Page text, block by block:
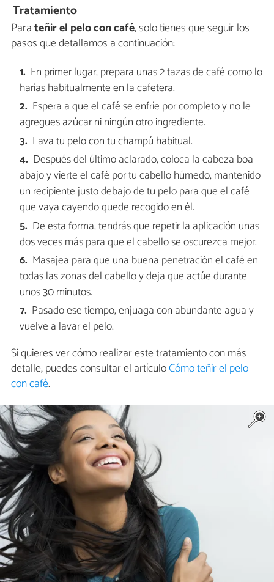
Tratamiento
Parateñir el pelo con café, solo tienes que seguir los
pasos que detallamos a continuación:
En primer lugar, prepara unas 2 tazas de café como lo
harías habitualmente en la cafetera.
Espera a que el café se enfríe por completo y no le
agregues azúcar ni ningún otro ingrediente.
Lava tu pelo con tu champú habitual.
Después del último aclarado, coloca la cabeza boa
abajo y vierte el café por tu cabello húmedo, mantenido
un recipiente justo debajo de tu pelo para que el café
que vaya cayendo quede recogido en él.
De esta forma, tendrás que repetir la aplicación unas
dos veces más para que el cabello se oscurezca mejor.
Masajea para que una buena penetración el café en
todas las zonas del cabello y deja que actúe durante
unos 30 minutos.
Pasado ese tiempo, enjuaga con abundante agua y
vuelve a lavar el pelo.
Si quieres ver cómo realizar este tratamiento con más
detalle, puedes consultar el artículoCómo teñir el pelo
con café.